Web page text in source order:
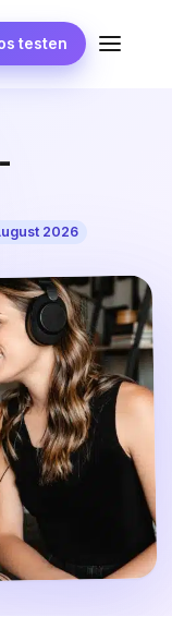
testen MENÜ
2026